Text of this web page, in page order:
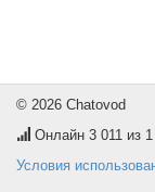
© 2026 Chatovod
Онлайн 3 011 из
Условия